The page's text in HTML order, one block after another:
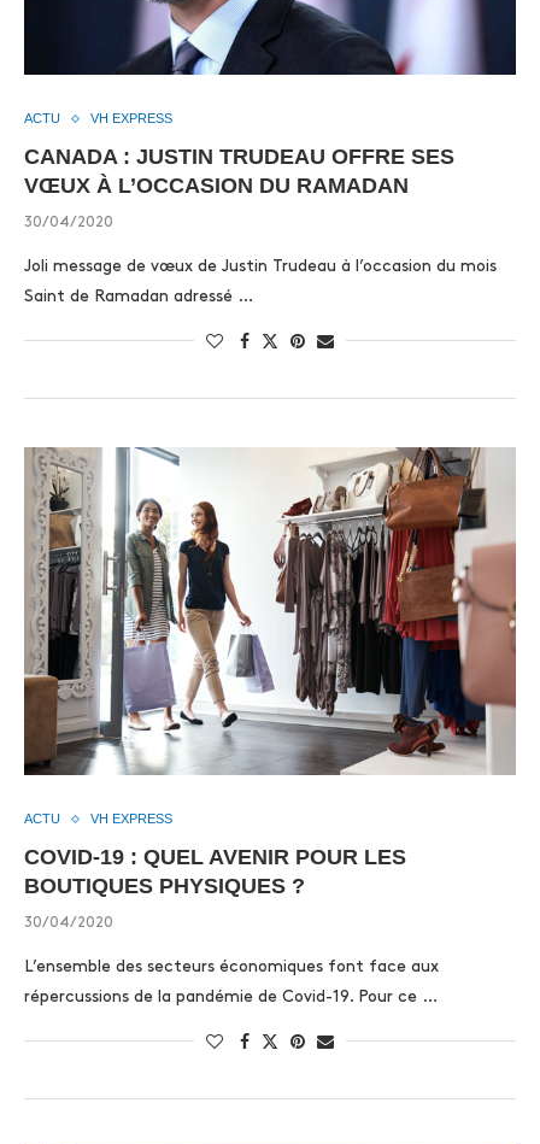
ACTU VH EXPRESS
CANADA : JUSTIN TRUDEAU OFFRE SES
VŒUX À L’OCCASION DU RAMADAN
30/04/2020
Joli message de vœux de Justin Trudeau à l’occasion du mois
Saint de Ramadan adressé …
ACTU VH EXPRESS
COVID-19 : QUEL AVENIR POUR LES
BOUTIQUES PHYSIQUES ?
30/04/2020
L’ensemble des secteurs économiques font face aux
répercussions de la pandémie de Covid-19. Pour ce …